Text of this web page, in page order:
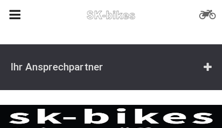
Ihr Ansprechpartner